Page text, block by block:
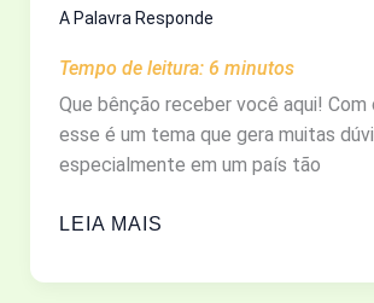
A Palavra Responde
Tempo de leitura: 6 minutos
Que bênção receber você aqui! Com
esse é um tema que gera muitas
especialmente em um país tão
SANTOS
IMAGENS:
LEIA MAIS